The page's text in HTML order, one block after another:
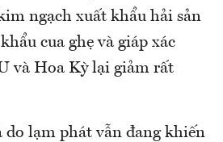
ngạch xuất khẩu hải sản
cua ghẹ và giáp xác
và Hoa Kỳ lại giảm rất
do lạm phát vẫn đang khiến